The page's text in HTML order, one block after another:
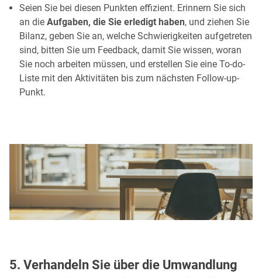
Seien Sie bei diesen Punkten effizient. Erinnern Sie sich
an die Aufgaben, die Sie erledigt haben, und ziehen Sie
Bilanz, geben Sie an, welche Schwierigkeiten aufgetreten
sind, bitten Sie um Feedback, damit Sie wissen, woran
Sie noch arbeiten müssen, und erstellen Sie eine To-do-
Liste mit den Aktivitäten bis zum nächsten Follow-up-
Punkt.
5. Verhandeln Sie über die Umwandlung